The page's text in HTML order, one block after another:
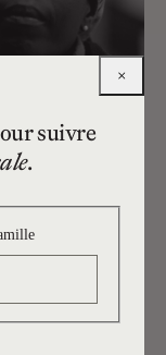
×
suivre
.